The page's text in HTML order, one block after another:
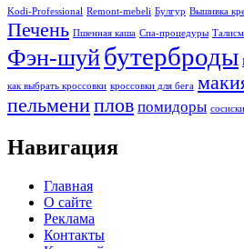
Kodi-Professional Remont-mebeli Булгур Вышивка
Печень Пшенная каша Спа-процедуры
Фэн-шуйбутерброды
как выбрать кроссовки кроссовки для бега
пельмениплов помидоры
Навигация
Главная
О сайте
Реклама
Контакты